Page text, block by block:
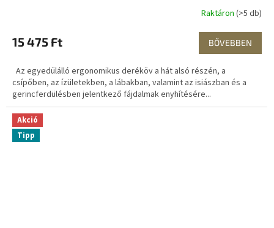
Raktáron (>5 db)
15 475 Ft BŐVEBBEN
Az egyedülálló ergonomikus deréköv a hát alsó részén, a
csípőben, az ízületekben, a lábakban, valamint az isiászban és a
gerincferdülésben jelentkező fájdalmak enyhítésére...
Akció
Tipp